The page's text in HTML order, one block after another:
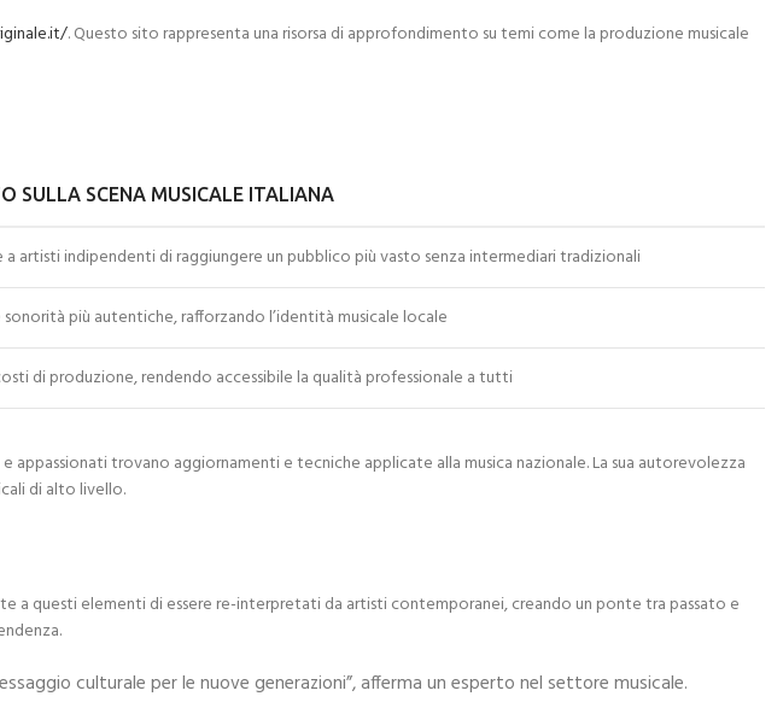
. Questo sito rappresenta una risorsa di approfondimento su temi come la produzione musicale
SULLA SCENA MUSICALE ITALIANA
artisti indipendenti di raggiungere un pubblico più vasto senza intermediari tradizionali
sonorità più autentiche, rafforzando l’identità musicale locale
di produzione, rendendo accessibile la qualità professionale a tutti
trovano aggiornamenti e tecniche applicate alla musica nazionale. La sua autorevolezza
di alto livello.
a questi elementi di essere re-interpretati da artisti contemporanei, creando un ponte tra passato e
culturale per le nuove generazioni”, afferma un esperto nel settore musicale.